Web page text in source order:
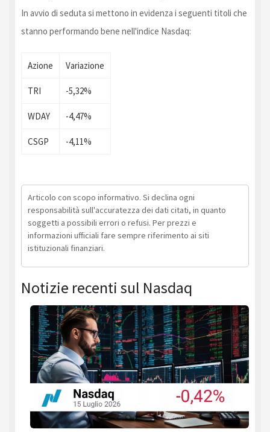
In avvio di seduta si mettono in evidenza i seguenti titoli che
stanno performando bene nell'indice Nasdaq:
Azione Variazione
TRI -5,32%
WDAY -4,47%
CSGP -4,11%
Articolo con scopo informativo. Si declina ogni
responsabilità sull'accuratezza dei dati citati, in quanto
soggetti a possibili errori o refusi. Per prezzi e
informazioni ufficiali fare sempre riferimento ai siti
istituzionali finanziari.
Notizie recenti sul Nasdaq